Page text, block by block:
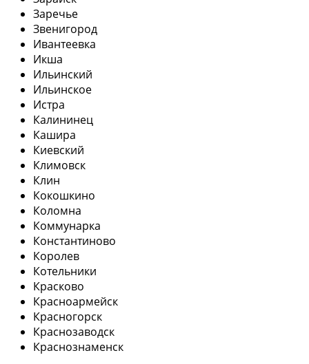
Заречье
Звенигород
Ивантеевка
Икша
Ильинский
Ильинское
Истра
Калининец
Кашира
Киевский
Климовск
Клин
Кокошкино
Коломна
Коммунарка
Константиново
Королев
Котельники
Красково
Красноармейск
Красногорск
Краснозаводск
Краснознаменск